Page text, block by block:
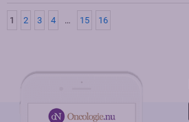
1 2 3 4 … 15 16